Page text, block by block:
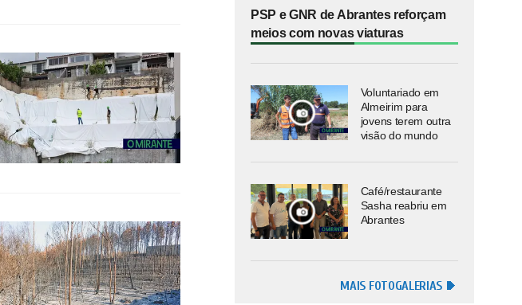
PSP e GNR de Abrantes reforçam
meios com novas viaturas
Voluntariado em
Almeirim para
jovens terem outra
visão do mundo
Café/restaurante
Sasha reabriu em
Abrantes
MAIS FOTOGALERIAS